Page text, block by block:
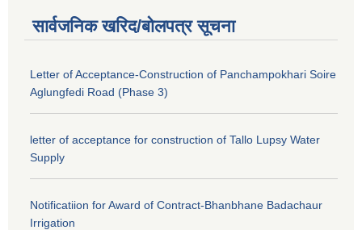
सार्वजनिक खरिद/बोलपत्र सूचना
Letter of Acceptance-Construction of Panchampokhari Soire
Aglungfedi Road (Phase 3)
letter of acceptance for construction of Tallo Lupsy Water
Supply
Notificatiion for Award of Contract-Bhanbhane Badachaur
Irrigation